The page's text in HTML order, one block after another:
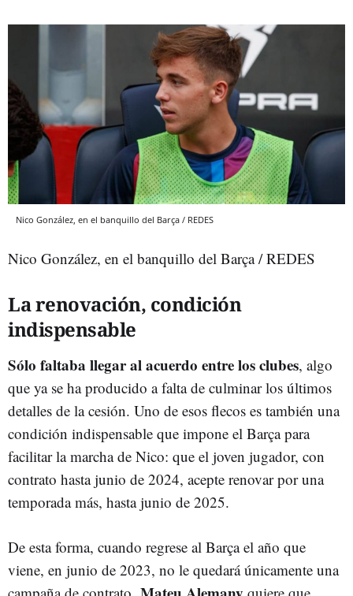
Nico González, en el banquillo del Barça / REDES
Nico González, en el banquillo del Barça / REDES
La renovación, condición
indispensable
Sólo faltaba llegar al acuerdo entre los clubes, algo
que ya se ha producido a falta de culminar los últimos
detalles de la cesión. Uno de esos flecos es también una
condición indispensable que impone el Barça para
facilitar la marcha de Nico: que el joven jugador, con
contrato hasta junio de 2024, acepte renovar por una
temporada más, hasta junio de 2025.
De esta forma, cuando regrese al Barça el año que
viene, en junio de 2023, no le quedará únicamente una